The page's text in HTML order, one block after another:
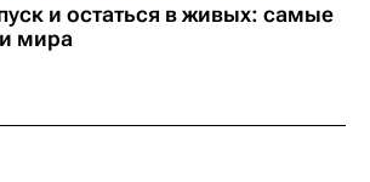
и остаться в живых: самые
мира